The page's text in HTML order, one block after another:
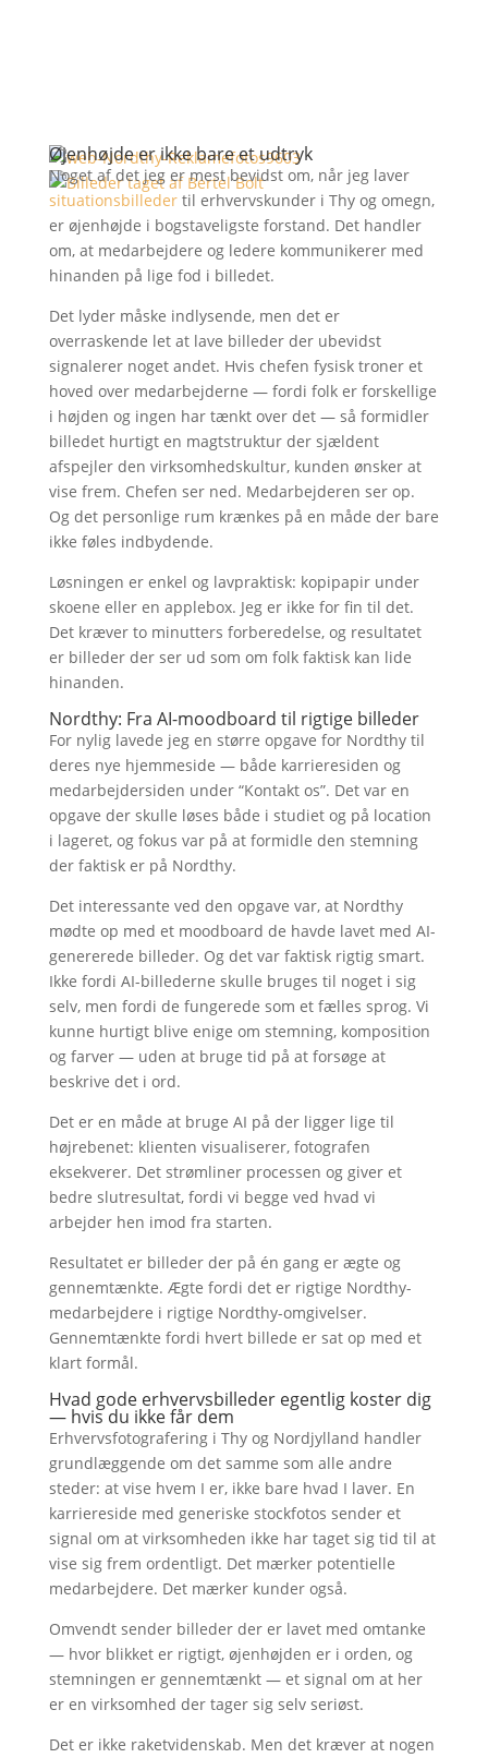
Øjenhøjde er ikke bare et udtryk
Noget af det jeg er mest bevidst om, når jeg laver
situationsbilledertil erhvervskunder i Thy og omegn,
er øjenhøjde i bogstaveligste forstand. Det handler
om, at medarbejdere og ledere kommunikerer med
hinanden på lige fod i billedet.
Det lyder måske indlysende, men det er
overraskende let at lave billeder der ubevidst
signalerer noget andet. Hvis chefen fysisk troner et
hoved over medarbejderne — fordi folk er forskellige
i højden og ingen har tænkt over det — så formidler
billedet hurtigt en magtstruktur der sjældent
afspejler den virksomhedskultur, kunden ønsker at
vise frem. Chefen ser ned. Medarbejderen ser op.
Og det personlige rum krænkes på en måde der bare
ikke føles indbydende.
Løsningen er enkel og lavpraktisk: kopipapir under
skoene eller en applebox. Jeg er ikke for fin til det.
Det kræver to minutters forberedelse, og resultatet
er billeder der ser ud som om folk faktisk kan lide
hinanden.
Nordthy: Fra AI-moodboard til rigtige billeder
For nylig lavede jeg en større opgave for Nordthy til
deres nye hjemmeside — både karrieresiden og
medarbejdersiden under “Kontakt os”. Det var en
opgave der skulle løses både i studiet og på location
i lageret, og fokus var på at formidle den stemning
der faktisk er på Nordthy.
Det interessante ved den opgave var, at Nordthy
mødte op med et moodboard de havde lavet med AI-
genererede billeder. Og det var faktisk rigtig smart.
Ikke fordi AI-billederne skulle bruges til noget i sig
selv, men fordi de fungerede som et fælles sprog. Vi
kunne hurtigt blive enige om stemning, komposition
og farver — uden at bruge tid på at forsøge at
beskrive det i ord.
Det er en måde at bruge AI på der ligger lige til
højrebenet: klienten visualiserer, fotografen
eksekverer. Det strømliner processen og giver et
bedre slutresultat, fordi vi begge ved hvad vi
arbejder hen imod fra starten.
Resultatet er billeder der på én gang er ægte og
gennemtænkte. Ægte fordi det er rigtige Nordthy-
medarbejdere i rigtige Nordthy-omgivelser.
Gennemtænkte fordi hvert billede er sat op med et
klart formål.
Hvad gode erhvervsbilleder egentlig koster dig
— hvis du ikke får dem
Erhvervsfotografering i Thy og Nordjylland handler
grundlæggende om det samme som alle andre
steder: at vise hvem I er, ikke bare hvad I laver. En
karriereside med generiske stockfotos sender et
signal om at virksomheden ikke har taget sig tid til at
vise sig frem ordentligt. Det mærker potentielle
medarbejdere. Det mærker kunder også.
Omvendt sender billeder der er lavet med omtanke
— hvor blikket er rigtigt, øjenhøjden er i orden, og
stemningen er gennemtænkt — et signal om at her
er en virksomhed der tager sig selv seriøst.
Det er ikke raketvidenskab. Men det kræver at nogen